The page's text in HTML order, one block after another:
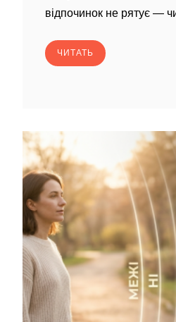
відпочинок не рятує —
ЧИТАТЬ